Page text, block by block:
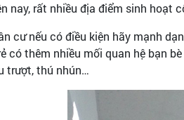
nay, rất nhiều địa điểm sinh hoạt
cư nếu có điều kiện hãy mạnh
có thêm nhiều mối quan hệ bạn
trượt, thú nhún…